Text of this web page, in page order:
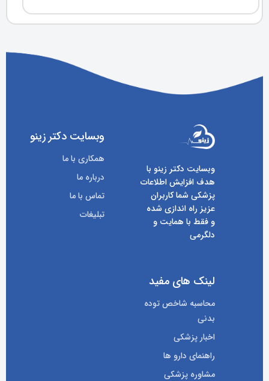
وبسایت دکتر زینو با
هدف افزایش اطلاعات
پزشکی شما کاربران
عزیز راه اندازی شده
و فقط با همایت و
دلگرمی
وبسایت دکتر زینو
همکاری با ما
درباره ما
تماس با ما
تبلیغات
لینک های مفید
محاسبه شاخص توده
بدنی
اخبار پزشکی
راهنمای دارو ها
مشاوره پزشکی